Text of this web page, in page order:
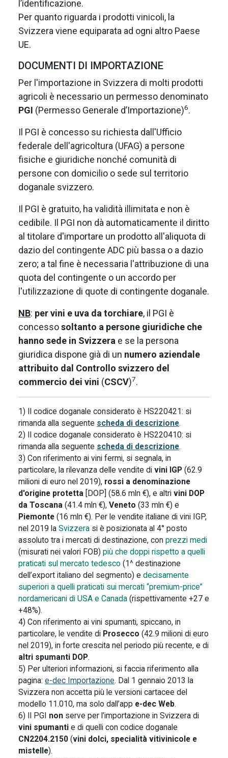
l’identificazione.
Per quanto riguarda i prodotti vinicoli, la
Svizzera viene equiparata ad ogni altro Paese
UE.
DOCUMENTI DI IMPORTAZIONE
Per l'importazione in Svizzera di molti prodotti
agricoli è necessario un permesso denominato
PGI (Permesso Generale d’Importazione)6.
Il PGI è concesso su richiesta dall'Ufficio
federale dell'agricoltura (UFAG) a persone
fisiche e giuridiche nonché comunità di
persone con domicilio o sede sul territorio
doganale svizzero.
Il PGI è gratuito, ha validità illimitata e non è
cedibile. Il PGI non dà automaticamente il diritto
al titolare d'importare un prodotto all'aliquota di
dazio del contingente ADC più bassa o a dazio
zero; a tal fine è necessaria l'attribuzione di una
quota del contingente o un accordo per
l'utilizzazione di quote di contingente doganale.
NB: per vini e uva da torchiare, il PGI è
concessosoltanto a persone giuridiche che
hanno sede in Svizzera e se la persona
giuridica dispone già di un numero aziendale
attribuito dal Controllo svizzero del
commercio dei vini (CSCV)7.
1) Il codice doganale considerato è HS220421: si
rimanda alla seguente scheda di descrizione.
2) Il codice doganale considerato è HS220410: si
rimanda alla seguente scheda di descrizione.
3) Con riferimento ai vini fermi, si segnala, in
particolare, la rilevanza delle vendite di vini IGP (62.9
milioni di euro nel 2019), rossi a denominazione
d'origine protetta [DOP] (58.6 mln €), e altri vini DOP
da Toscana (41.4 mln €), Veneto (33 mln €) e
Piemonte (16 mln €). Per le vendite italiane di vini IGP,
nel 2019 la Svizzera si è posizionata al 4° posto
assoluto tra i mercati di destinazione, con prezzi medi
(misurati nei valori FOB) più che doppi rispetto a quelli
praticati sul mercato tedesco (1^ destinazione
dell’export italiano del segmento) e decisamente
superiori a quelli praticati sui mercati “premium-price”
nordamericani di USA e Canada (rispettivamente +27 e
+48%).
4) Con riferimento ai vini spumanti, spiccano, in
particolare, le vendite di Prosecco (42.9 milioni di euro
nel 2019), in forte crescita nel periodo più recente, e di
altri spumanti DOP.
5) Per ulteriori informazioni, si faccia riferimento alla
pagina: e-dec Importazione. Dal 1 gennaio 2013 la
Svizzera non accetta più le versioni cartacee del
modello 11.010, ma solo dall’app e-dec Web.
6) Il PGI non serve per l’importazione in Svizzera di
vini spumanti e di quelli con codice doganale
CN2204.2150 (vini dolci, specialità vitivinicole e
mistelle).